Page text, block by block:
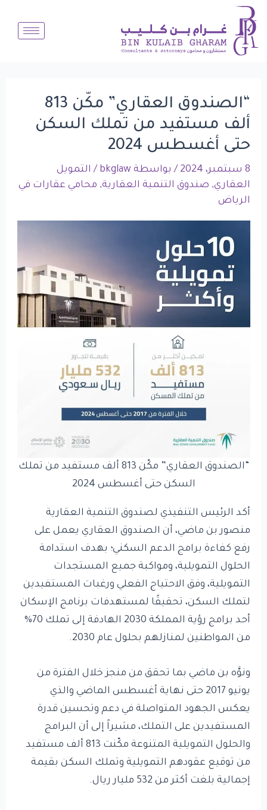
تخطي
إلى
المحتوى
“الصندوق العقاري” مكّن 813
ألف مستفيد من تملك السكن
حتى أغسطس 2024
8 سبتمبر، 2024 / بواسطة bkglaw
/ التمويل
العقاري, صندوق التنمية العقارية, محامي عقارات في
الرياض
“الصندوق العقاري” مكّن 813 ألف مستفيد من تملك
السكن حتى أغسطس 2024
أكد الرئيس التنفيذي لصندوق التنمية العقارية
منصور بن ماضي، أن الصندوق العقاري يعمل على
رفع كفاءة برامج الدعم السكني؛ بهدف استدامة
الحلول التمويلية، ومواكبة جميع المستجدات
التمويلية، وفق الاحتياج الفعلي ورغبات المستفيدين
لتملك السكن، تحقيقًا لمستهدفات برنامج الإسكان
أحد برامج رؤية المملكة 2030 الهادفة إلى تملك 70%
من المواطنين لمنازلهم بحلول عام 2030.
ونوَّه بن ماضي بما تحقق من منجز خلال الفترة من
يونيو 2017 حتى نهاية أغسطس الماضي والذي
يعكس الجهود المتواصلة في دعم وتحسين قدرة
المستفيدين على التملك، مشيراً إلى أن البرامج
والحلول التمويلية المتنوعة مكّنت 813 ألف مستفيد
من توقيع عقودهم التمويلية وتملك السكن بقيمة
إجمالية بلغت أكثر من 532 مليار ريال.
Post
navigation